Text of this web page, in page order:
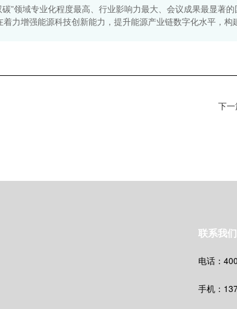
”领域专业化程度最高、行业影响力最大、会议成果最显著
力增强能源科技创新能力，提升能源产业链数字化水平，构
下一
联系我们
电话：
手机：